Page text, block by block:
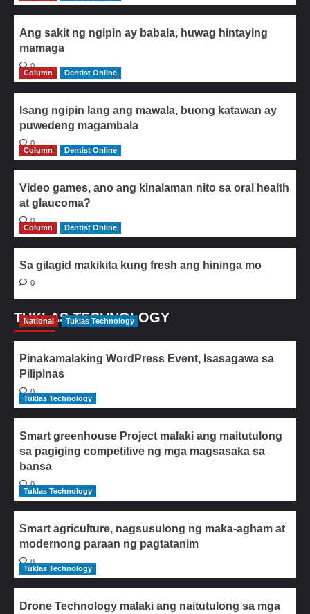
Ang sakit ng ngipin ay babala, huwag hintaying
mamaga
0
Column
Dentist Online
Isang ngipin lang ang mawala, buong katawan ay
puwedeng magambala
0
Column
Dentist Online
Video games, ano ang kinalaman nito sa oral health
at glaucoma?
0
Column
Dentist Online
Sa gilagid makikita kung fresh ang hininga mo
0
TUKLAS TECHNOLOGY
National Tuklas Technology
Pinakamalaking WordPress Event, Isasagawa sa
Pilipinas
0
Tuklas Technology
Smart greenhouse Project malaki ang maitutulong
sa pagiging competitive ng mga magsasaka sa
bansa
0
Tuklas Technology
Smart agriculture, nagsusulong ng maka-agham at
modernong paraan ng pagtatanim
0
Tuklas Technology
Drone Technology malaki ang naitutulong sa mga